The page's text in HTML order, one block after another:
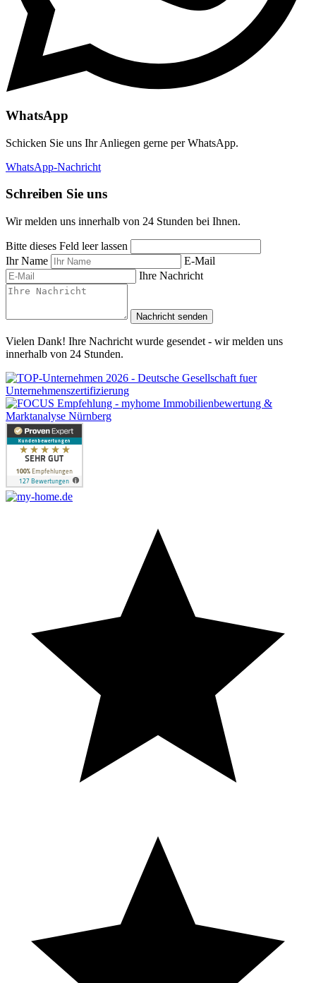
WhatsApp
Schicken Sie uns Ihr Anliegen gerne per WhatsApp.
WhatsApp-Nachricht
Schreiben Sie uns
Wir melden uns innerhalb von 24 Stunden bei Ihnen.
Bitte dieses Feld leer lassen
Ihr Name
E-Mail
Ihre Nachricht
Nachricht senden
Vielen Dank! Ihre Nachricht wurde gesendet - wir melden uns
innerhalb von 24 Stunden.